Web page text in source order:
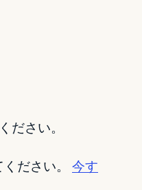
ださい。
ださい。 今す